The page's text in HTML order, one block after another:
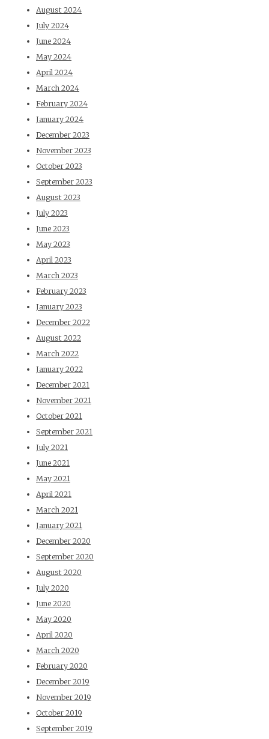
August 2024
July 2024
June 2024
May 2024
April 2024
March 2024
February 2024
January 2024
December 2023
November 2023
October 2023
September 2023
August 2023
July 2023
June 2023
May 2023
April 2023
March 2023
February 2023
January 2023
December 2022
August 2022
March 2022
January 2022
December 2021
November 2021
October 2021
September 2021
July 2021
June 2021
May 2021
April 2021
March 2021
January 2021
December 2020
September 2020
August 2020
July 2020
June 2020
May 2020
April 2020
March 2020
February 2020
December 2019
November 2019
October 2019
September 2019